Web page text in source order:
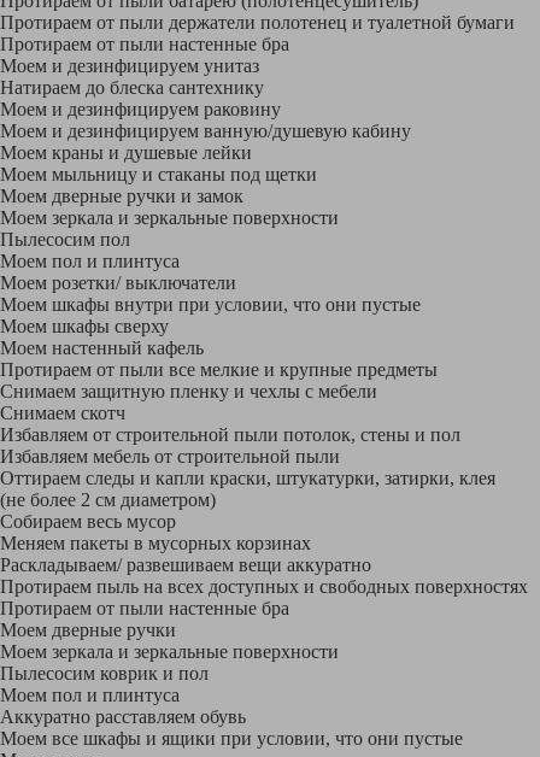
Протираем от пыли держатели полотенец и туалетной бумаги
Протираем от пыли настенные бра
Моем и дезинфицируем унитаз
Натираем до блеска сантехнику
Моем и дезинфицируем раковину
Моем и дезинфицируем ванную/душевую кабину
Моем краны и душевые лейки
Моем мыльницу и стаканы под щетки
Моем дверные ручки и замок
Моем зеркала и зеркальные поверхности
Пылесосим пол
Моем пол и плинтуса
Моем розетки/ выключатели
Моем шкафы внутри при условии, что они пустые
Моем шкафы сверху
Моем настенный кафель
Протираем от пыли все мелкие и крупные предметы
Снимаем защитную пленку и чехлы с мебели
Снимаем скотч
Избавляем от строительной пыли потолок, стены и пол
Избавляем мебель от строительной пыли
Оттираем следы и капли краски, штукатурки, затирки, клея
(не более 2 см диаметром)
Собираем весь мусор
Меняем пакеты в мусорных корзинах
Раскладываем/ развешиваем вещи аккуратно
Протираем пыль на всех доступных и свободных поверхностях
Протираем от пыли настенные бра
Моем дверные ручки
Моем зеркала и зеркальные поверхности
Пылесосим коврик и пол
Моем пол и плинтуса
Аккуратно расставляем обувь
Моем все шкафы и ящики при условии, что они пустые